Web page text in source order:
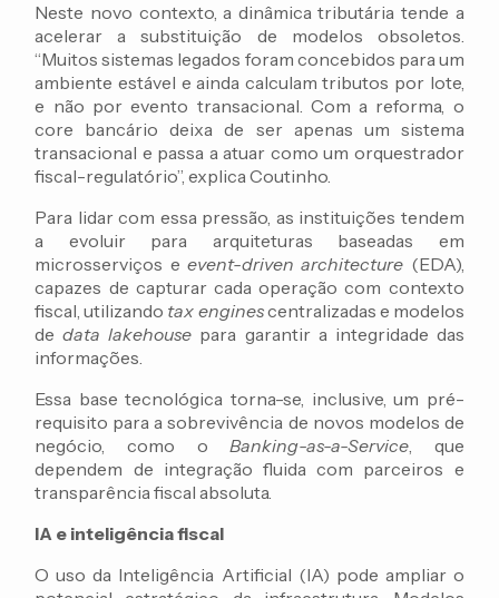
Neste novo contexto, a dinâmica tributária tende a
acelerar a substituição de modelos obsoletos.
“Muitos sistemas legados foram concebidos para um
ambiente estável e ainda calculam tributos por lote,
e não por evento transacional. Com a reforma, o
core bancário deixa de ser apenas um sistema
transacional e passa a atuar como um orquestrador
fiscal-regulatório”, explica Coutinho.
Para lidar com essa pressão, as instituições tendem
a evoluir para arquiteturas baseadas em
microsserviços e event-driven architecture (EDA),
capazes de capturar cada operação com contexto
fiscal, utilizando tax enginescentralizadas e modelos
dedata lakehouse para garantir a integridade das
informações.
Essa base tecnológica torna-se, inclusive, um pré-
requisito para a sobrevivência de novos modelos de
negócio, como oBanking-as-a-Service, que
dependem de integração fluida com parceiros e
transparência fiscal absoluta.
IA e inteligência fiscal
O uso da Inteligência Artificial (IA) pode ampliar o